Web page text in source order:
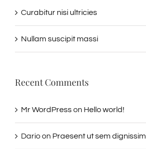
Curabitur nisi ultricies
Nullam suscipit massi
Recent Comments
Mr WordPresson Hello world!
Darioon Praesent ut sem dignissim